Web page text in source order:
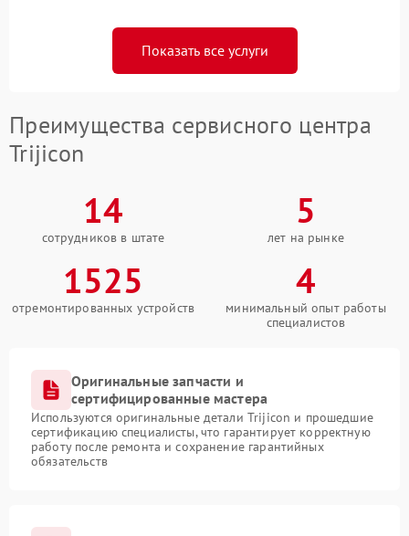
Показать все услуги
Преимущества сервисного центра
Trijicon
14
сотрудников в штате
5
лет на рынке
1525
отремонтированных устройств
4
минимальный опыт работы
специалистов
Оригинальные запчасти и
сертифицированные мастера
Используются оригинальные детали Trijicon и прошедшие
сертификацию специалисты, что гарантирует корректную
работу после ремонта и сохранение гарантийных
обязательств